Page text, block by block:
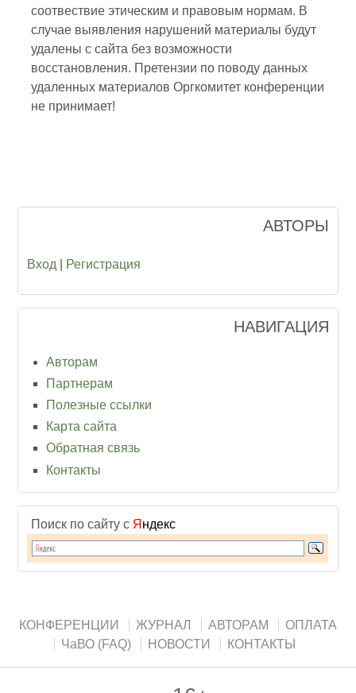
соотвествие этическим и правовым нормам. В
случае выявления нарушений материалы будут
удалены с сайта без возможности
восстановления. Претензии по поводу данных
удаленных материалов Оргкомитет конференции
не принимает!
АВТОРЫ
Вход Регистрация
НАВИГАЦИЯ
Авторам
Партнерам
Полезные ссылки
Карта сайта
Обратная связь
Контакты
Поиск по сайту с Я ндекс
КОНФЕРЕНЦИИ ЖУРНАЛ АВТОРАМ
ОПЛАТА
ЧаВО (FAQ)
НОВОСТИ КОНТАКТЫ